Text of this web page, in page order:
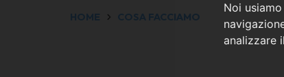
Noi
analizzare
HOME COSA FACCIAMO